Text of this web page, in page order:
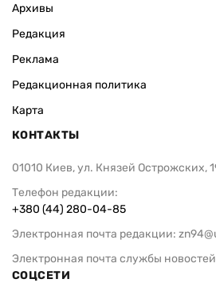
Архивы
Редакция
Реклама
Редакционная политика
Карта
КОНТАКТЫ
01010 Киев, ул. Князей Острожских,
Телефон редакции:
+380 (44) 280-04-85
Электронная почта редакции:
Электронная почта службы
СОЦСЕТИ